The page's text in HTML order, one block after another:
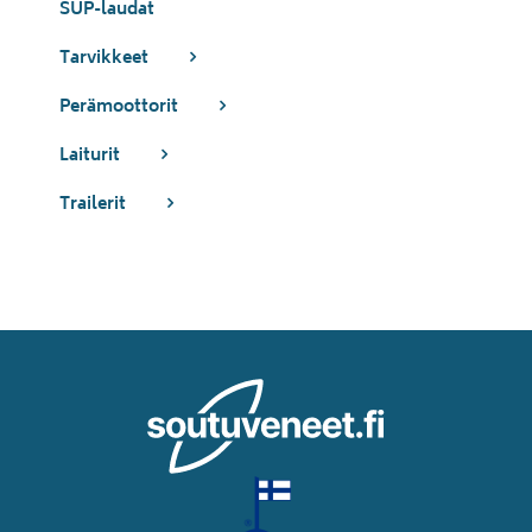
SUP-laudat
Tarvikkeet
Perämoottorit
Laiturit
Trailerit